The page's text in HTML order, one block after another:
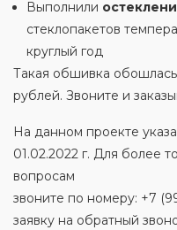
Выполнили
стеклопакетов
круглый год
Такая обшивка
рублей. Звоните и
На данном проекте
01.02.2022 г. Для более
вопросам
звоните по номеру: +7
заявку на обратный